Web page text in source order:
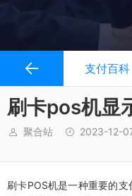
支付百科
刷卡pos机显
聚合站 2023-12-
刷卡POS机是一种重要的